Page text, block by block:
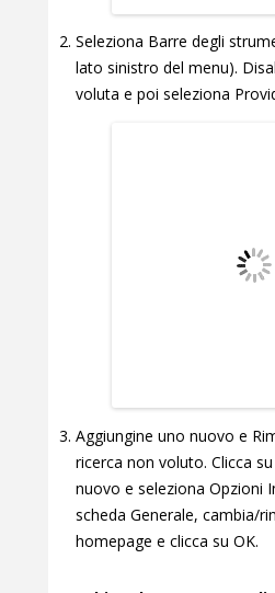
Seleziona Barre degli
lato sinistro del menu).
voluta e poi seleziona
Aggiungine uno nuovo e
ricerca non voluto. Clicca
nuovo e seleziona Opzioni
scheda Generale, cambia/
homepage e clicca su OK.